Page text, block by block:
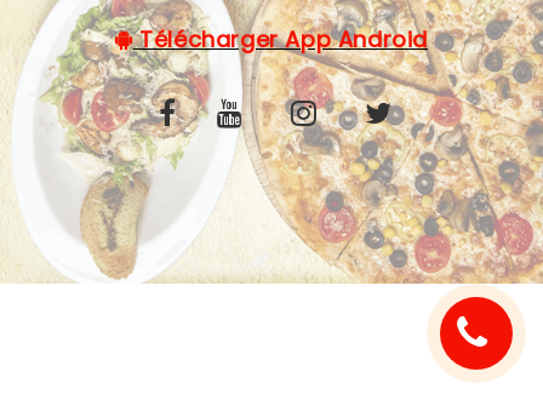
Télécharger App Android